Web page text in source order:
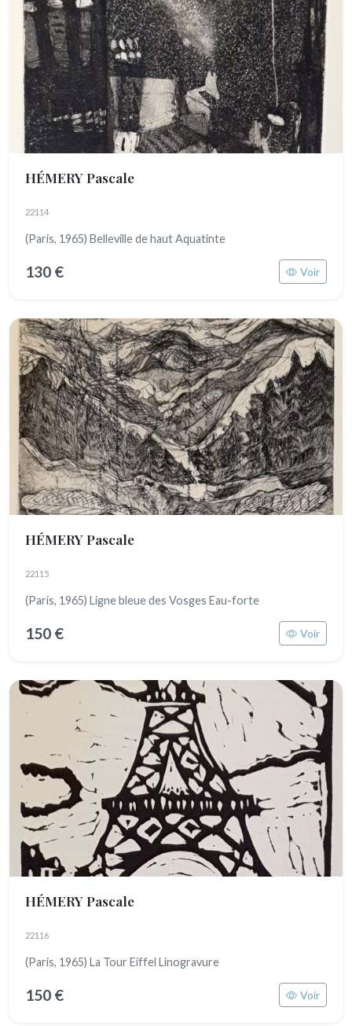
HÉMERY Pascale
22114
(Paris, 1965) Belleville de haut Aquatinte
130 € Voir
HÉMERY Pascale
22115
(Paris, 1965) Ligne bleue des Vosges Eau-forte
150 € Voir
HÉMERY Pascale
22116
(Paris, 1965) La Tour Eiffel Linogravure
150 € Voir